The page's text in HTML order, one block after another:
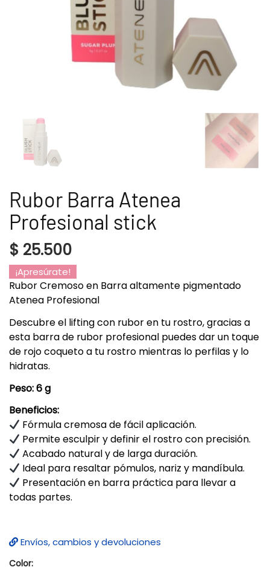
Rubor Barra Atenea
Profesional stick
$ 25.500
¡Apresúrate!
Rubor Cremoso en Barra altamente pigmentado
Atenea Profesional
Descubre el lifting con rubor en tu rostro, gracias a
esta barra de rubor profesional puedes dar un toque
de rojo coqueto a tu rostro mientras lo perfilas y lo
hidratas.
Peso: 6 g
Beneficios:
Fórmula cremosa de fácil aplicación.
Permite esculpir y definir el rostro con precisión.
Acabado natural y de larga duración.
Ideal para resaltar pómulos, nariz y mandíbula.
Presentación en barra práctica para llevar a
todas partes.
Envíos, cambios y devoluciones
Color: